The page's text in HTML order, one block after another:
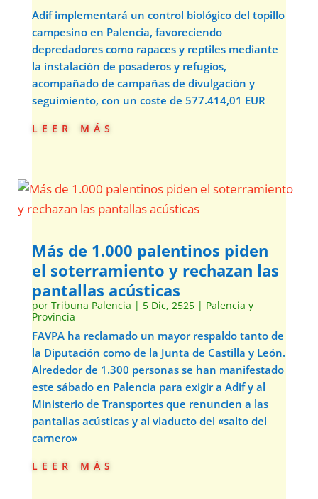
Adif implementará un control biológico del topillo
campesino en Palencia, favoreciendo
depredadores como rapaces y reptiles mediante
la instalación de posaderos y refugios,
acompañado de campañas de divulgación y
seguimiento, con un coste de 577.414,01 EUR
leer más
Más de 1.000 palentinos piden
el soterramiento y rechazan las
pantallas acústicas
por Tribuna Palencia | 5 Dic, 2525| Palencia y
Provincia
FAVPA ha reclamado un mayor respaldo tanto de
la Diputación como de la Junta de Castilla y León.
Alrededor de 1.300 personas se han manifestado
este sábado en Palencia para exigir a Adif y al
Ministerio de Transportes que renuncien a las
pantallas acústicas y al viaducto del «salto del
carnero»
leer más